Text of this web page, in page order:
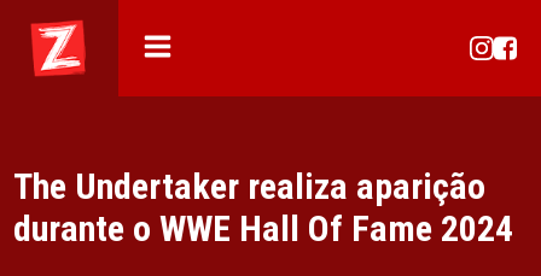
The Undertaker realiza aparição
durante o WWE Hall Of Fame 2024